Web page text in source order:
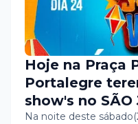
Hoje na Praça
Portalegre
show's no SÃO
Na noite deste